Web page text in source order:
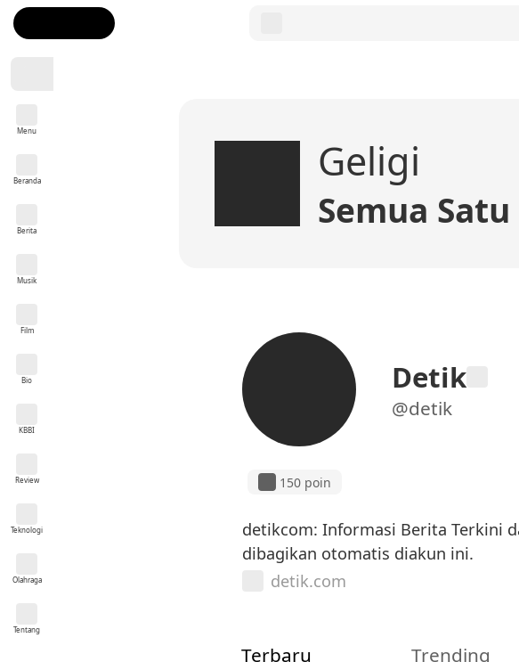
Menu
Beranda
Berita
Musik
Film
Bio
KBBI
Review
Teknologi
Olahraga
Tentang
Geligi
Semua
Detik
@detik
150 poin
detikcom: Informasi Berita Terkini
dibagikan otomatis diakun ini.
detik.com
Terbaru Trending